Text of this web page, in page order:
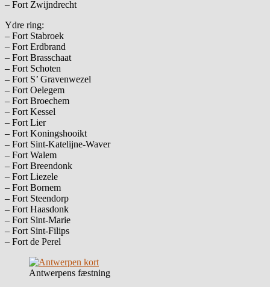
– Fort Zwijndrecht
Ydre ring:
– Fort Stabroek
– Fort Erdbrand
– Fort Brasschaat
– Fort Schoten
– Fort S’ Gravenwezel
– Fort Oelegem
– Fort Broechem
– Fort Kessel
– Fort Lier
– Fort Koningshooikt
– Fort Sint-Katelijne-Waver
– Fort Walem
– Fort Breendonk
– Fort Liezele
– Fort Bornem
– Fort Steendorp
– Fort Haasdonk
– Fort Sint-Marie
– Fort Sint-Filips
– Fort de Perel
Antwerpens fæstning